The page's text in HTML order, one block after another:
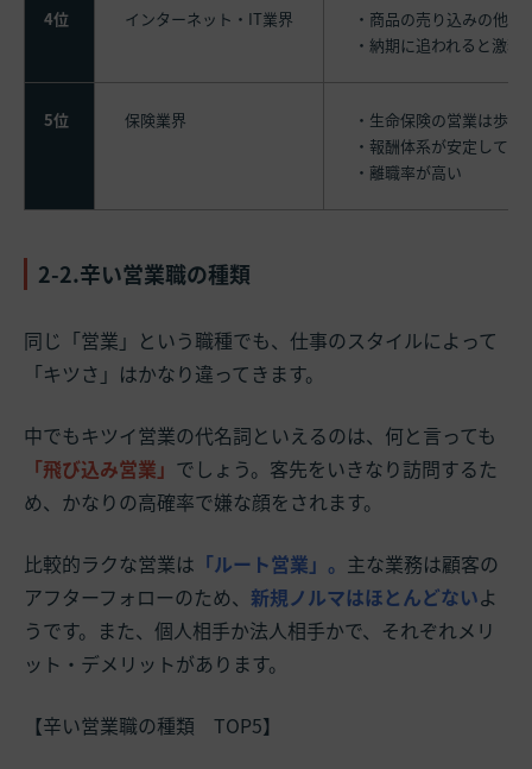
4位 インターネット・IT業界
・商品の売り込みの他
・納期に追われると激務
5位 保険業界
・生命保険の営業は歩
・報酬体系が安定してい
・離職率が高い
2-2.辛い営業職の種類
同じ「営業」という職種でも、仕事のスタイルによって
「キツさ」はかなり違ってきます。
中でもキツイ営業の代名詞といえるのは、何と言っても
「飛び込み営業」 でしょう。客先をいきなり訪問するた
め、かなりの高確率で嫌な顔をされます。
比較的ラクな営業は 「ルート営業」。 主な業務は顧客の
アフターフォローのため、 新規ノルマはほとんどないよ
うです。また、個人相手か法人相手かで、それぞれメリ
ット・デメリットがあります。
【辛い営業職の種類 TOP5】